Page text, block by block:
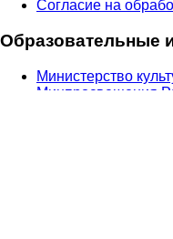
Согласие на
Образовательные
Министерство
Минпросвещения